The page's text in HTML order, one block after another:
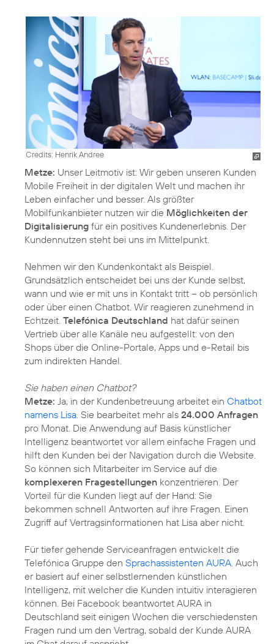
Credits: Henrik Andree
Metze: Unser Leitmotiv ist: Wir geben unseren Kunden
Mobile Freiheit in der digitalen Welt und machen ihr
Leben einfacher und besser. Als größter
Mobilfunkanbieter nutzen wir die Möglichkeiten der
Digitalisierung für ein positives Kundenerlebnis. Der
Kundennutzen steht bei uns im Mittelpunkt.
Nehmen wir den Kundenkontakt als Beispiel.
Grundsätzlich entscheidet bei uns der Kunde selbst,
wann und wie er mit uns in Kontakt tritt – ob persönlich
oder über einen Chatbot. Wir reagieren zunehmend in
Echtzeit. Telefónica Deutschland hat dafür seinen
Vertrieb über alle Kanäle neu aufgestellt: von den
Shops über die Online-Portale, Apps und e-Retail bis
zum indirekten Handel.
Sie haben einen Chatbot?
Metze: Ja, in der Kundenbetreuung arbeitet ein Chatbot
namens Lisa. Sie bearbeitet mehr als 24.000 Anfragen
pro Monat. Die Anwendung auf Basis künstlicher
Intelligenz beantwortet vor allem einfache Fragen und
hilft den Kunden bei der Navigation durch die Website.
So können sich Mitarbeiter im Service auf die
komplexeren Fragestellungen konzentrieren. Der
Vorteil für die Kunden liegt auf der Hand: Sie
bekommen schnell Antworten auf ihre Fragen. Einen
Zugriff auf Vertragsinformationen hat Lisa aber nicht.
Für tiefer gehende Serviceanfragen entwickelt die
Telefónica Gruppe den Sprachassistenten AURA. Auch
er basiert auf einer selbstlernenden künstlichen
Intelligenz, mit welcher die Kunden intuitiv interagieren
können. Bei Facebook beantwortet AURA in
Deutschland seit einigen Wochen die verschiedensten
Fragen rund um den Vertrag, sobald der Kunde AURA